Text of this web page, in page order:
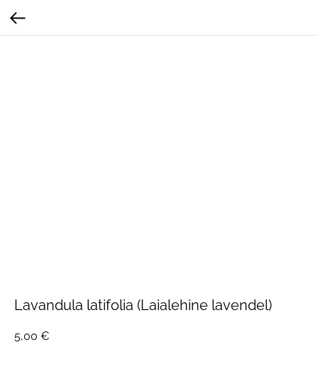
Lavandula latifolia (Laialehine lavendel)
5,00 €